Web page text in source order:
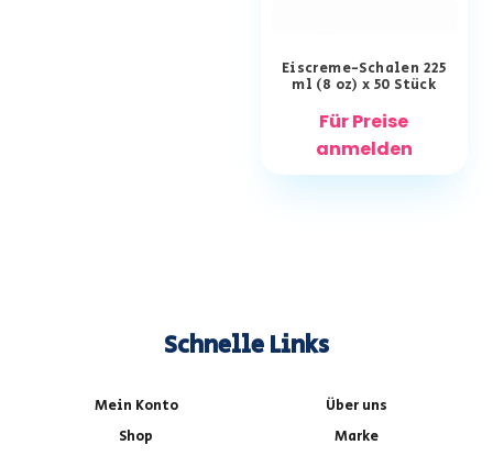
Eiscreme-Schalen 225
ml (8 oz) x 50 Stück
Für Preise
anmelden
Schnelle Links
Mein Konto
Über uns
Shop
Marke